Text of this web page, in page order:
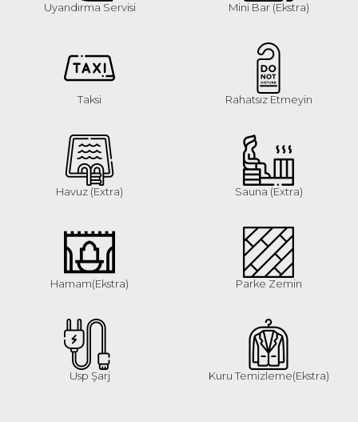
Uyandırma Servisi Mini Bar (Ekstra)
Taksi Rahatsız Etmeyin
Havuz (Extra) Sauna (Extra)
Hamam(Ekstra) Parke Zemin
Usp Şarj Kuru Temizleme(Ekstra)